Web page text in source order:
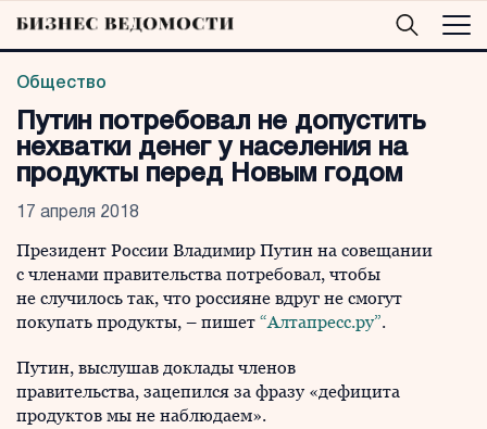
Общество
Путин потребовал не допустить
нехватки денег у населения на
продукты перед Новым годом
17 апреля 2018
Президент России Владимир Путин на совещании
с членами правительства потребовал, чтобы
не случилось так, что россияне вдруг не смогут
покупать продукты, – пишет “Алтапресс.ру”.
Путин, выслушав доклады членов
правительства, зацепился за фразу «дефицита
продуктов мы не наблюдаем».